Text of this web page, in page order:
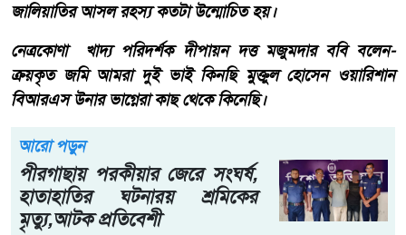
জালিয়াতির আসল রহস্য কতটা উন্মোচিত হয়।
নেত্রকোণা খাদ্য পরিদর্শক দীপায়ন দত্ত মজুমদার ববি বলেন-
ক্রয়কৃত জমি আমরা দুই ভাই কিনছি মুক্তুল হোসেন ওয়ারিশান
বিআরএস উনার ভাগ্নেরা কাছ থেকে কিনেছি।
আরো পড়ুন
পীরগাছায় পরকীয়ার জেরে সংঘর্ষ,
হাতাহাতির ঘটনারয় শ্রমিকের
মৃত্যু,আটক প্রতিবেশী